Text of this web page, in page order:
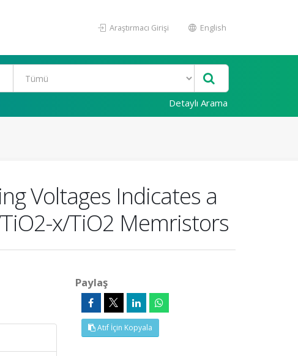
Araştırmacı Girişi English
Detaylı Arama
Voltages Indicates a
x/TiO2 Memristors
Paylaş
Atıf İçin Kopyala